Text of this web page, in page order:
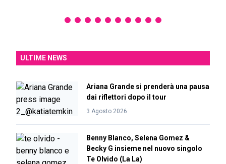
ULTIME NEWS
Ariana Grande si prenderà una pausa
dai riflettori dopo il tour
3 Agosto 2026
Benny Blanco, Selena Gomez &
Becky G insieme nel nuovo singolo
Te Olvido (La La)